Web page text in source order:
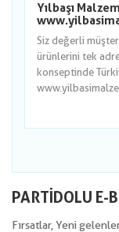
Yılbaşı
Siz değerli
ürünlerini tek
konseptinde
PARTİDOLU E-
Fırsatlar, Yeni